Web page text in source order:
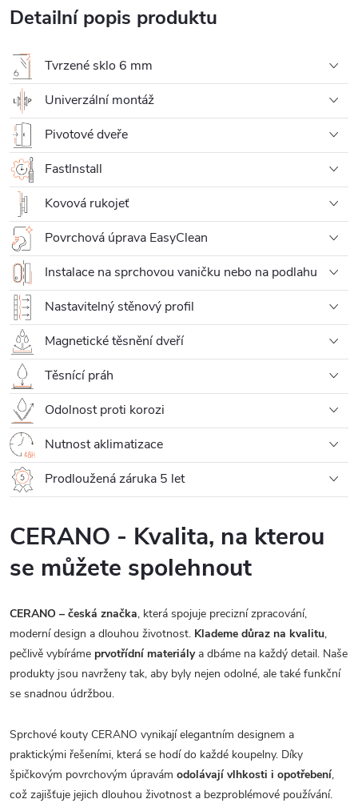
Detailní popis produktu
Tvrzené sklo 6 mm
Univerzální montáž
Pivotové dveře
FastInstall
Kovová rukojeť
Povrchová úprava EasyClean
Instalace na sprchovou vaničku nebo na podlahu
Nastavitelný stěnový profil
Magnetické těsnění dveří
Těsnící práh
Odolnost proti korozi
Nutnost aklimatizace
Prodloužená záruka 5 let
CERANO - Kvalita, na kterou
se můžete spolehnout
CERANO – česká značka, která spojuje precizní zpracování,
moderní design a dlouhou životnost. Klademe důraz na kvalitu,
pečlivě vybíráme prvotřídní materiálya dbáme na každý detail. Naše
produkty jsou navrženy tak, aby byly nejen odolné, ale také funkční
se snadnou údržbou.
Sprchové kouty CERANO vynikají elegantním designem a
praktickými řešeními, která se hodí do každé koupelny. Díky
špičkovým povrchovým úpravám odolávají vlhkosti i opotřebení,
což zajišťuje jejich dlouhou životnost a bezproblémové používání.